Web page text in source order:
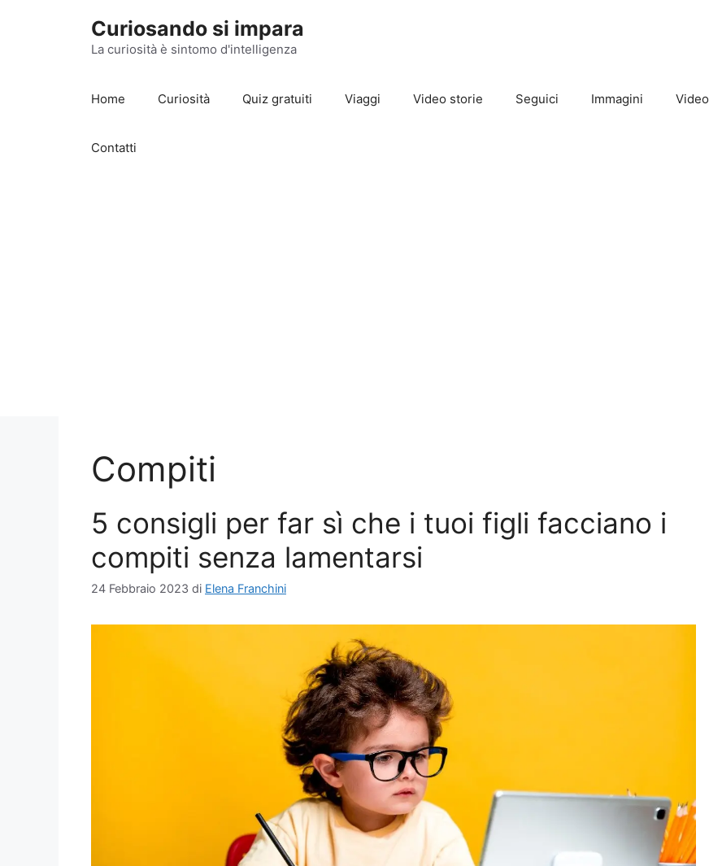
Curiosando si impara
La curiosità è sintomo d'intelligenza
Home Curiosità Quiz gratuiti Viaggi Video storie Seguici Immagini Video
Contatti
Compiti
5 consigli per far sì che i tuoi figli facciano i
compiti senza lamentarsi
24 Febbraio 2023 di Elena Franchini